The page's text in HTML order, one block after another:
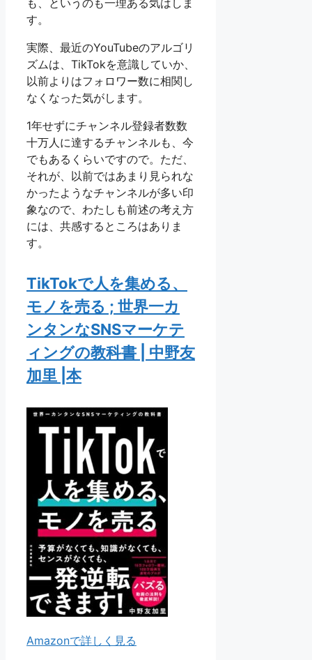
も、というのも一理ある気はしま
す。
実際、最近のYouTubeのアルゴリ
ズムは、TikTokを意識していか、
以前よりはフォロワー数に相関し
なくなった気がします。
1年せずにチャンネル登録者数数
十万人に達するチャンネルも、今
でもあるくらいですので。ただ、
それが、以前ではあまり見られな
かったようなチャンネルが多い印
象なので、わたしも前述の考え方
には、共感するところはありま
す。
TikTokで人を集める、
モノを売る ; 世界一カ
ンタンなSNSマーケテ
ィングの教科書 | 中野友
加里 |本
Amazonで詳しく見る